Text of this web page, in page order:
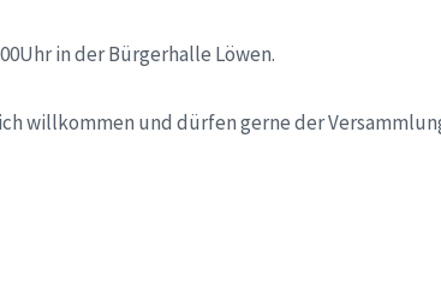
in der Bürgerhalle Löwen.
willkommen und dürfen gerne der